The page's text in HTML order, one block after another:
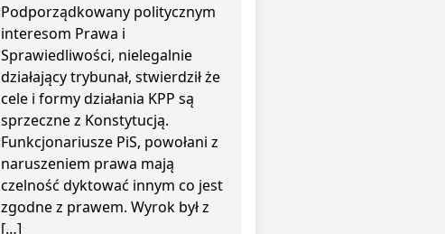
Podporządkowany politycznym
interesom Prawa i
Sprawiedliwości, nielegalnie
działający trybunał, stwierdził że
cele i formy działania KPP są
sprzeczne z Konstytucją.
Funkcjonariusze PiS, powołani z
naruszeniem prawa mają
czelność dyktować innym co jest
zgodne z prawem. Wyrok był z
[…]